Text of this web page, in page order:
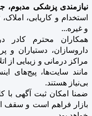
نیازمندی پزشکی مدبوم،
استخدام و کاریابی،
و غیره...
همکاران محترم کادر
داروسازان، دستیاران و
مراکز درمانی و زیبایی از
مانند سایت‌ها، پیج‌های
بی‌نیاز هستند.
ضمنا امکان ثبت آگهی با